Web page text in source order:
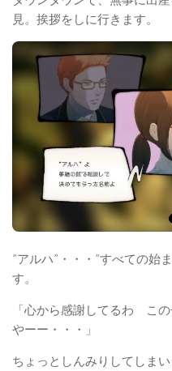
見。挨拶をしに行きます。
”アルハ”・・・”すべての始
す。
「心から感謝してるわ こ
やーー・・・」
ちょっとしんみりしてしま